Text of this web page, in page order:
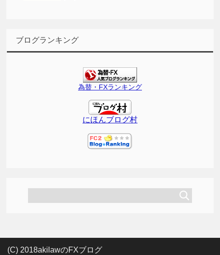
ブログランキング
為替・FXランキング
にほんブログ村
(C) 2018akilawのFXブログ